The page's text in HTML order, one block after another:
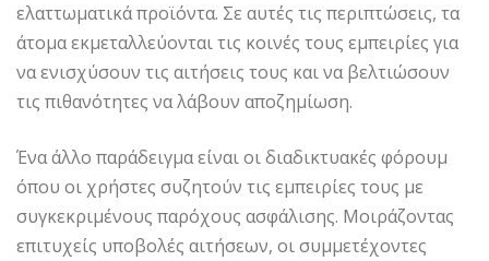
ελαττωματικά προϊόντα. Σε αυτές τις περιπτώσεις, τα
άτομα εκμεταλλεύονται τις κοινές τους εμπειρίες για
να ενισχύσουν τις αιτήσεις τους και να βελτιώσουν
τις πιθανότητες να λάβουν αποζημίωση.
Ένα άλλο παράδειγμα είναι οι διαδικτυακές φόρουμ
όπου οι χρήστες συζητούν τις εμπειρίες τους με
συγκεκριμένους παρόχους ασφάλισης. Μοιράζοντας
επιτυχείς υποβολές αιτήσεων, οι συμμετέχοντες